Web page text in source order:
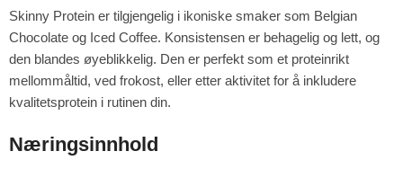
Skinny Protein er tilgjengelig i ikoniske smaker som Belgian
Chocolate og Iced Coffee. Konsistensen er behagelig og lett, og
den blandes øyeblikkelig. Den er perfekt som et proteinrikt
mellommåltid, ved frokost, eller etter aktivitet for å inkludere
kvalitetsprotein i rutinen din.
Næringsinnhold